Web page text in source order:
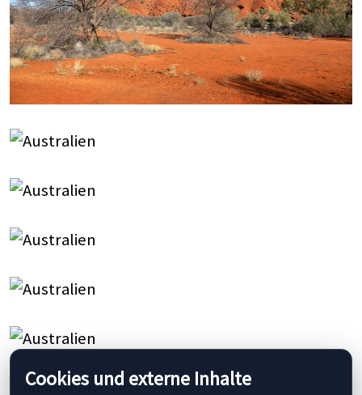
Cookies und externe Inhalte